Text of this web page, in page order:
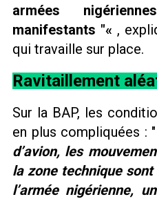
armées
manifestants
« ,
qui travaille sur place.
Ravitaillement
Sur la BAP, les
en plus compliquées :
d’avion, les
la zone technique
l’armée nigérienne,